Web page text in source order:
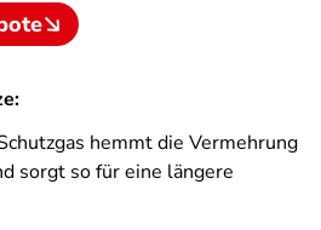
hemmt die Vermehrung
sorgt so für eine längere